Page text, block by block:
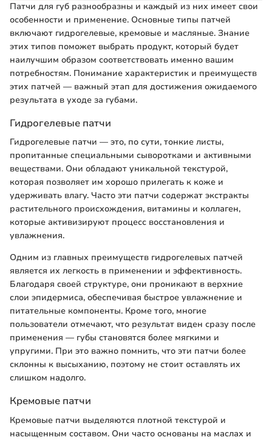
Патчи для губ разнообразны и каждый из них имеет свои
особенности и применение. Основные типы патчей
включают гидрогелевые, кремовые и масляные. Знание
этих типов поможет выбрать продукт, который будет
наилучшим образом соответствовать именно вашим
потребностям. Понимание характеристик и преимуществ
этих патчей — важный этап для достижения ожидаемого
результата в уходе за губами.
Гидрогелевые патчи
Гидрогелевые патчи — это, по сути, тонкие листы,
пропитанные специальными сыворотками и активными
веществами. Они обладают уникальной текстурой,
которая позволяет им хорошо прилегать к коже и
удерживать влагу. Часто эти патчи содержат экстракты
растительного происхождения, витамины и коллаген,
которые активизируют процесс восстановления и
увлажнения.
Одним из главных преимуществ гидрогелевых патчей
является их легкость в применении и эффективность.
Благодаря своей структуре, они проникают в верхние
слои эпидермиса, обеспечивая быстрое увлажнение и
питательные компоненты. Кроме того, многие
пользователи отмечают, что результат виден сразу после
применения — губы становятся более мягкими и
упругими. При это важно помнить, что эти патчи более
склонны к высыханию, поэтому не стоит оставлять их
слишком надолго.
Кремовые патчи
Кремовые патчи выделяются плотной текстурой и
насыщенным составом. Они часто основаны на маслах и